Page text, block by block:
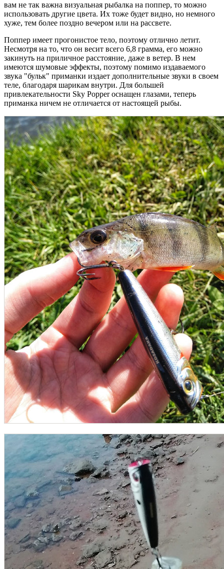
вам не так важна визуальная рыбалка на поппер, то можно
использовать другие цвета. Их тоже будет видно, но немного
хуже, тем более поздно вечером или на рассвете.
Поппер имеет прогонистое тело, поэтому отлично летит.
Несмотря на то, что он весит всего 6,8 грамма, его можно
закинуть на приличное расстояние, даже в ветер. В нем
имеются шумовые эффекты, поэтому помимо издаваемого
звука "бульк" приманки издает дополнительные звуки в своем
теле, благодаря шарикам внутри. Для большей
привлекательности Sky Popper оснащен глазами, теперь
приманка ничем не отличается от настоящей рыбы.